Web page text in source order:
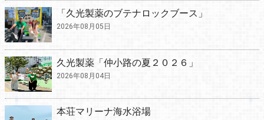
「久光製薬のブテナロックブース」
2026年08月05日
久光製薬「仲小路の夏２０２６」
2026年08月04日
本荘マリーナ海水浴場